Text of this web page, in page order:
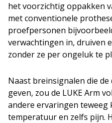
het voorzichtig oppakken
met conventionele
proefpersonen
verwachtingen in, druiven
zonder ze per ongeluk te
Naast breinsignalen die
geven, zou de LUKE Arm
andere ervaringen teweeg
temperatuur en zelfs pijn.